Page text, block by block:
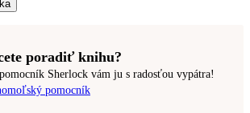
poradiť knihu?
Sherlock vám ju s radosťou vypátra!
pomocník